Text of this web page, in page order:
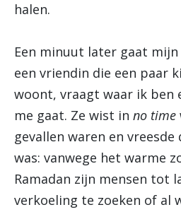
halen.
Een minuut later gaat
een vriendin die een paar
woont, vraagt waar ik ben
me gaat. Ze wist in no time
gevallen waren en
was: vanwege het warme
Ramadan zijn mensen tot
verkoeling te zoeken of al